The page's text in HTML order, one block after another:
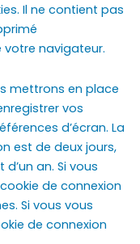
Il ne contient pas
navigateur.
mettrons en place
vos
d’écran. La
est de deux jours,
an. Si vous
de connexion
Si vous vous
de connexion